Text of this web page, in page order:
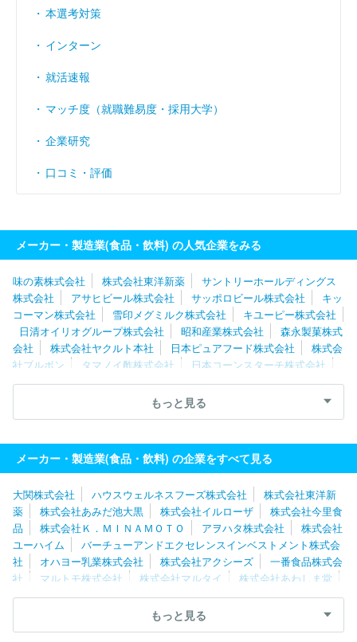
経常利益率 （％）
本選考対策
インターン
就活速報
マッチ度（就職難易度・採用大学）
企業研究
口コミ・評価
メーカー・製造業(食品・飲料) の人気企業をみる
味の素株式会社 株式会社東洋新薬
サントリーホールディングス
株式会社
アサヒビール株式会社 サッポロビール株式会社
キッ
コーマン株式会社
雪印メグミルク株式会社
キユーピー株式会社
日清オイリオグループ株式会社
昭和産業株式会社
森永製菓株式
会社
株式会社ヤクルト本社 日本ピュアフード株式会社
株式会
社ブルボン
タマノイ酢株式会社
日本コーンスターチ株式会社
伊藤ハム株式会社
米久株式会社
ケンコーマヨネーズ株式会社
山崎製パン株式会社
キ
リンホールディングス株式会社
清食品株式会社
株式会社ニップン ミヨシ油脂株式会社
もっと見る
メーカー・製造業(食品・飲料) の企業をすべて見る
大関株式会社 ハウスウェルネスフーズ株式会社
株式会社東洋新
薬
株式会社あみだ池大黒 株式会社イルローザ
株式会社今里食
品
株式会社Ｋ．ＭＩＮＡＭＯＴＯ アヲハタ株式会社
株式会社
ユーハイム
バーチューアンドエクセレンスインベストメント株式会
社
オハヨー乳業株式会社 株式会社アクシーズ
一番食品株式会
社
マルトモ株式会社 株式会社マルタイ
株式会社あわしま堂
伊藤ハム株式会社
ヤマサン食品工業株式会社
井村屋株式会社
シノブフーズ株式会社
もっと見る